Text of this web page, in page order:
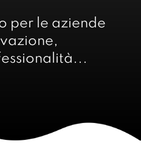
per le aziende